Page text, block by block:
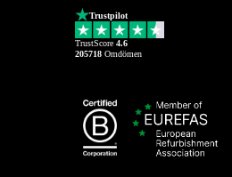
Trustpilot
TrustScore 4.6
205718 Omdömen